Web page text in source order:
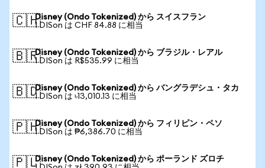
🇨🇭Disney (Ondo Tokenized) から スイスフラン
1 DISon は CHF 84.88 に相当
🇧🇷Disney (Ondo Tokenized) から ブラジル・レアル
1 DISon は R$535.99 に相当
🇧🇩Disney (Ondo Tokenized) から バングラデシュ・タカ
1 DISon は ৳13,010.13 に相当
🇵🇭Disney (Ondo Tokenized) から フィリピン・ペソ
1 DISon は ₱6,386.70 に相当
🇵🇱Disney (Ondo Tokenized) から ポーランド ズロチ